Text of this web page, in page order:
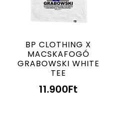
BP CLOTHING X
MACSKAFOGÓ
GRABOWSKI WHITE
TEE
11.900Ft